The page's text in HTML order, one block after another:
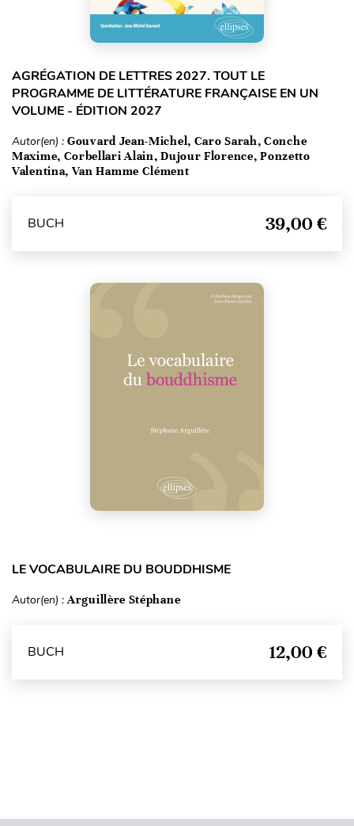
AGRÉGATION DE LETTRES 2027. TOUT LE
PROGRAMME DE LITTÉRATURE FRANÇAISE EN UN
VOLUME - ÉDITION 2027
Autor(en) : Gouvard Jean-Michel, Caro Sarah, Conche
Maxime, Corbellari Alain, Dujour Florence, Ponzetto
Valentina, Van Hamme Clément
BUCH 39,00 €
LE VOCABULAIRE DU BOUDDHISME
Autor(en) :Arguillère Stéphane
BUCH 12,00 €